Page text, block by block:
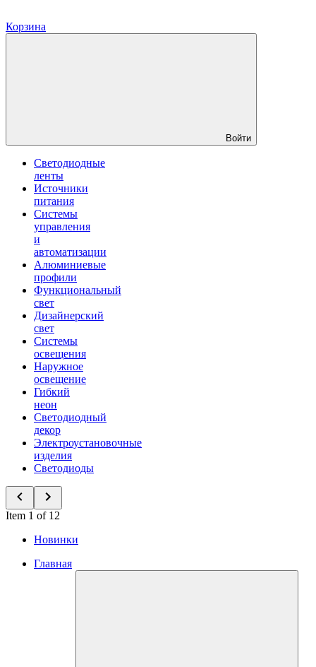
Корзина
Войти
Светодиодные
ленты
Источники
питания
Системы
управления
и
автоматизации
Алюминиевые
профили
Функциональный
свет
Дизайнерский
свет
Системы
освещения
Наружное
освещение
Гибкий
неон
Светодиодный
декор
Электроустановочные
изделия
Светодиоды
Item 1 of 12
Новинки
Главная